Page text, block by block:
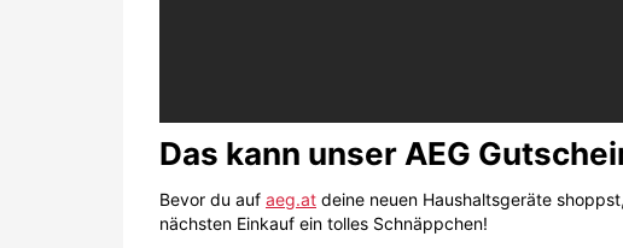
Das kann unser AEG
Bevor du auf aeg.at deine neuen Haushaltsgeräte
nächsten Einkauf ein tolles Schnäppchen!